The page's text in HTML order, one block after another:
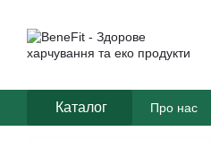
Каталог Про нас